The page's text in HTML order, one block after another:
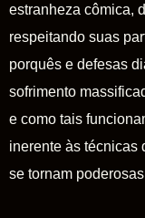
estranheza cômica,
respeitando suas
porquês e defesas
sofrimento
e como tais
inerente às técnicas
se tornam